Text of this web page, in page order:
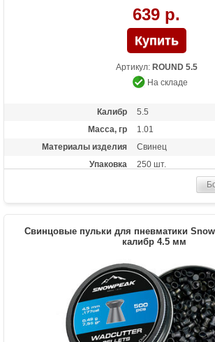
639 р.
Артикул: ROUND 5.5
На складе
Калибр
5.5
Масса, гр
1.01
Материалы изделия
Свинец
Упаковка
250 шт.
Свинцовые пульки для пневматики
калибр 4.5 мм